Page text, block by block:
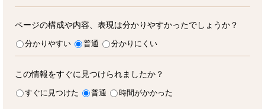
ページの構成や内容、表現は分かりやすかったでしょうか？
分かりやすい 普通 分かりにくい
この情報をすぐに見つけられましたか？
すぐに見つけた 普通 時間がかかった